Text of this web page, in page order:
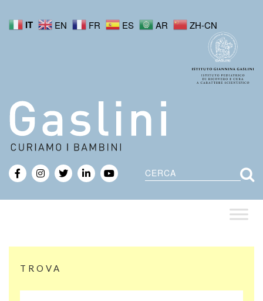
IT EN FR ES AR ZH-CN
Cerca
TROVA